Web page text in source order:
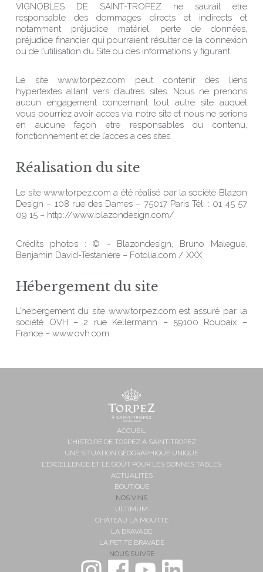
VIGNOBLES DE SAINT-TROPEZ ne saurait etre
responsable des dommages directs et indirects et
notamment préjudice matériel, perte de données,
préjudice financier qui pourraient résulter de la connexion
ou de l’utilisation du Site ou des informations y figurant.
Le site www.torpez.com peut contenir des liens
hypertextes allant vers d’autres sites. Nous ne prenons
aucun engagement concernant tout autre site auquel
vous pourriez avoir acces via notre site et nous ne serions
en aucune façon etre responsables du contenu,
fonctionnement et de l’acces a ces sites.
Réalisation du site
Le site www.torpez.com a été réalisé par la société Blazon
Design – 108 rue des Dames – 75017 Paris Tél. : 01 45 57
09 15 – http://www.blazondesign.com/
Crédits photos : © – Blazondesign, Bruno Malegue,
Benjamin David-Testanière – Fotolia.com / XXX
Hébergement du site
L’hébergement du site www.torpez.com est assuré par la
société OVH – 2 rue Kellermann – 59100 Roubaix –
France – www.ovh.com
ACCUEIL
L’HISTOIRE DE TORPEZ À SAINT-TROPEZ
UNE SITUATION GÉOGRAPHIQUE UNIQUE
L’EXCELLENCE ET LE GOÛT POUR LES BONNES TABLES
ACTUALITÉS
BOUTIQUE
NOS VINS
ULTIMUM
CHÂTEAU LA MOUTTE
LA BRAVADE
LA PETITE BRAVADE
NOUS SUIVRE